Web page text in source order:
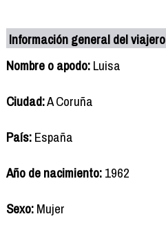
Información general del viajero
Nombre o apodo:Luisa
Ciudad:A Coruña
País:España
Año de nacimiento:1962
Sexo:Mujer